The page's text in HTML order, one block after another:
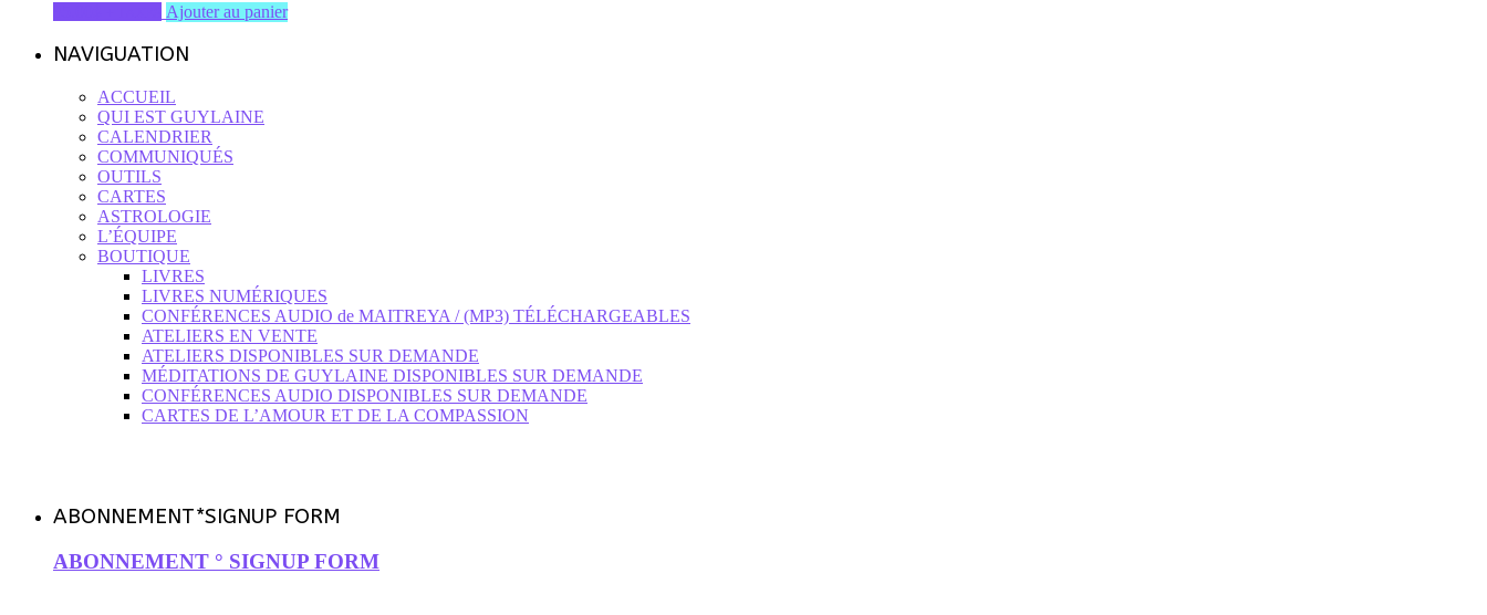
Ajouter au panier
NAVIGUATION
ACCUEIL
QUI EST GUYLAINE
CALENDRIER
COMMUNIQUÉS
OUTILS
CARTES
ASTROLOGIE
L’ÉQUIPE
BOUTIQUE
LIVRES
LIVRES NUMÉRIQUES
CONFÉRENCES AUDIO de MAITREYA / (MP3) TÉLÉCHARGEABLES
ATELIERS EN VENTE
ATELIERS DISPONIBLES SUR DEMANDE
MÉDITATIONS DE GUYLAINE DISPONIBLES SUR DEMANDE
CONFÉRENCES AUDIO DISPONIBLES SUR DEMANDE
CARTES DE L’AMOUR ET DE LA COMPASSION
ABONNEMENT*SIGNUP FORM
ABONNEMENT ° SIGNUP FORM